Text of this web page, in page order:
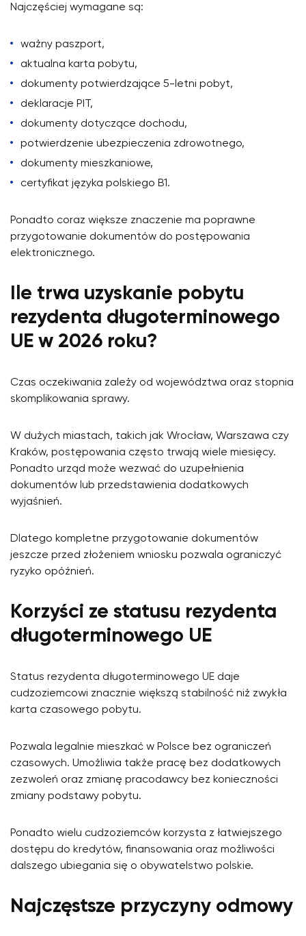
Najczęściej wymagane są:
ważny paszport,
aktualna karta pobytu,
dokumenty potwierdzające 5-letni pobyt,
deklaracje PIT,
dokumenty dotyczące dochodu,
potwierdzenie ubezpieczenia zdrowotnego,
dokumenty mieszkaniowe,
certyfikat języka polskiego B1.
Ponadto coraz większe znaczenie ma poprawne
przygotowanie dokumentów do postępowania
elektronicznego.
Ile trwa uzyskanie pobytu
rezydenta długoterminowego
UE w 2026 roku?
Czas oczekiwania zależy od województwa oraz stopnia
skomplikowania sprawy.
W dużych miastach, takich jak Wrocław, Warszawa czy
Kraków, postępowania często trwają wiele miesięcy.
Ponadto urząd może wezwać do uzupełnienia
dokumentów lub przedstawienia dodatkowych
wyjaśnień.
Dlatego kompletne przygotowanie dokumentów
jeszcze przed złożeniem wniosku pozwala ograniczyć
ryzyko opóźnień.
Korzyści ze statusu rezydenta
długoterminowego UE
Status rezydenta długoterminowego UE daje
cudzoziemcowi znacznie większą stabilność niż zwykła
karta czasowego pobytu.
Pozwala legalnie mieszkać w Polsce bez ograniczeń
czasowych. Umożliwia także pracę bez dodatkowych
zezwoleń oraz zmianę pracodawcy bez konieczności
zmiany podstawy pobytu.
Ponadto wielu cudzoziemców korzysta z łatwiejszego
dostępu do kredytów, finansowania oraz możliwości
dalszego ubiegania się o obywatelstwo polskie.
Najczęstsze przyczyny odmowy